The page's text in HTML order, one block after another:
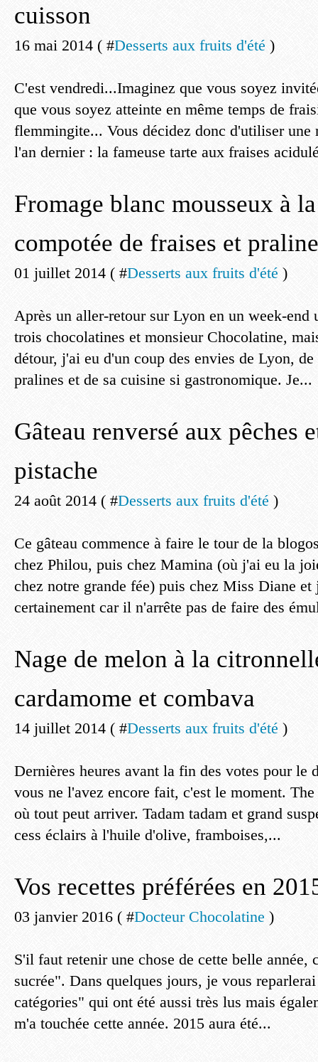
cuisson
16 mai 2014 ( #Desserts aux fruits d'été )
C'est vendredi...Imaginez que vous soyez
que vous soyez atteinte en même temps de
flemmingite... Vous décidez donc d'utiliser une
l'an dernier : la fameuse tarte aux fraises
Fromage blanc mousseux à
compotée de fraises et
01 juillet 2014 ( #Desserts aux fruits d'été )
Après un aller-retour sur Lyon en un week-end
trois chocolatines et monsieur Chocolatine,
détour, j'ai eu d'un coup des envies de Lyon, de
pralines et de sa cuisine si gastronomique. Je...
Gâteau renversé aux pêches
pistache
24 août 2014 ( #Desserts aux fruits d'été )
Ce gâteau commence à faire le tour de la
chez Philou, puis chez Mamina (où j'ai eu la
chez notre grande fée) puis chez Miss Diane et
certainement car il n'arrête pas de faire des
Nage de melon à la
cardamome et combava
14 juillet 2014 ( #Desserts aux fruits d'été )
Dernières heures avant la fin des votes pour le
vous ne l'avez encore fait, c'est le moment.
où tout peut arriver. Tadam tadam et grand
cess éclairs à l'huile d'olive, framboises,...
Vos recettes préférées en
03 janvier 2016 ( #Docteur Chocolatine )
S'il faut retenir une chose de cette belle année,
sucrée". Dans quelques jours, je vous
catégories" qui ont été aussi très lus mais
m'a touchée cette année. 2015 aura été...